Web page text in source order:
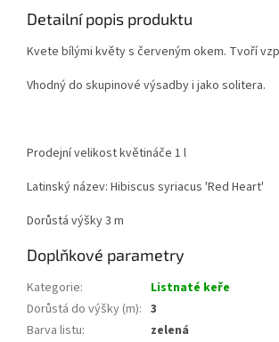
Detailní popis produktu
Kvete bílými květy s červeným okem. Tvoří
Vhodný do skupinové výsadby i jako solitera.
Prodejní velikost květináče 1 l
Latinský název: Hibiscus syriacus 'Red Heart'
Dorůstá výšky 3 m
Doplňkové parametry
Kategorie:
Listnaté keře
Dorůstá do výšky (m): 3
Barva listu:
zelená